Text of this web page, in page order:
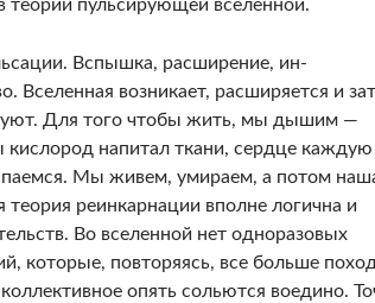
теории пульсирующей вселенной.
Вспышка, расширение, ин­
Вселенная возникает, расширяется и
Для того чтобы жить, мы ды­шим —
кислород напитал ткани, сердце каждую
Мы живем, умираем, а потом
теория реинкарнации вполне логична и
Во вселенной нет одно­разовых
которые, повторяясь, все боль­ше
опять сольются воедино.